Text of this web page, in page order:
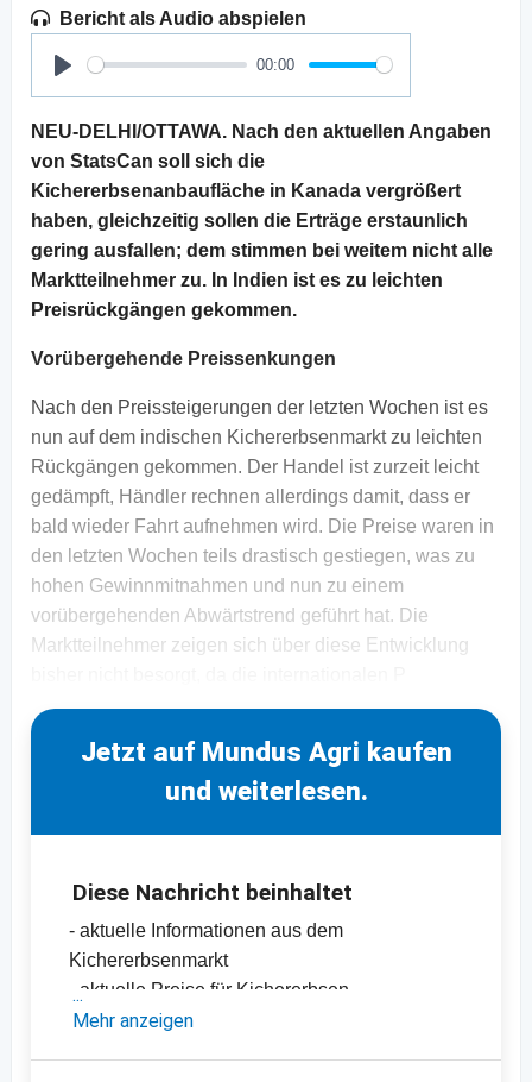
Bericht als Audio abspielen
Play
00:00
NEU-DELHI/OTTAWA. Nach den aktuellen Angaben
von StatsCan soll sich die
Kichererbsenanbaufläche in Kanada vergrößert
haben, gleichzeitig sollen die Erträge erstaunlich
gering ausfallen; dem stimmen bei weitem nicht alle
Marktteilnehmer zu. In Indien ist es zu leichten
Preisrückgängen gekommen.
Vorübergehende Preissenkungen
Nach den Preissteigerungen der letzten Wochen ist es
nun auf dem indischen Kichererbsenmarkt zu leichten
Rückgängen gekommen. Der Handel ist zurzeit leicht
gedämpft, Händler rechnen allerdings damit, dass er
bald wieder Fahrt aufnehmen wird. Die Preise waren in
den letzten Wochen teils drastisch gestiegen, was zu
hohen Gewinnmitnahmen und nun zu einem
vorübergehenden Abwärtstrend geführt hat. Die
Marktteilnehmer zeigen sich über diese Entwicklung
Jetzt auf Mundus Agri kaufen
und weiterlesen.
Diese Nachricht beinhaltet
- aktuelle Informationen aus dem
Kichererbsenmarkt
- aktuelle Preise für Kichererbsen
-Preischarts
Mehr anzeigen